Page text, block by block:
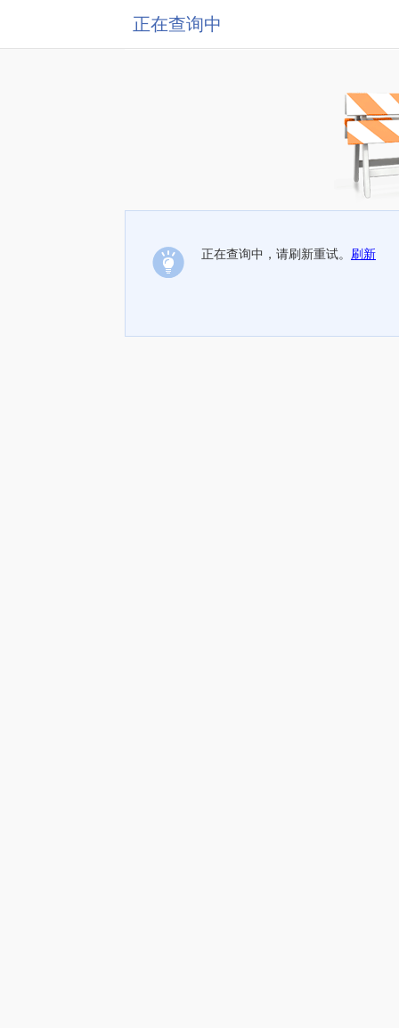
正在查询中
正在查询中，请刷新重试。 刷新